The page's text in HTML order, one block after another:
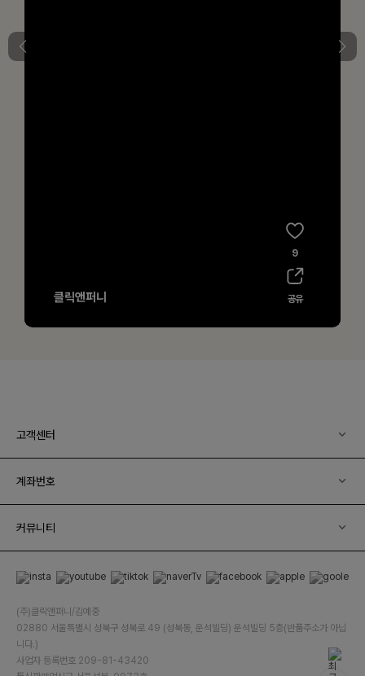
고객센터
계좌번호
커뮤니티
(주)클릭앤퍼니/김예중
02880 서울특별시 성북구 성북로 49 (성북동, 운석빌딩) 운석빌딩 5층(반품주소가 아닙
니다.)
사업자 등록번호 209-81-43420